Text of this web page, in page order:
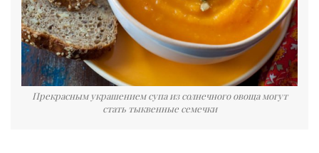
Прекрасным украшением супа из солнечного овоща могут
стать тыквенные семечки